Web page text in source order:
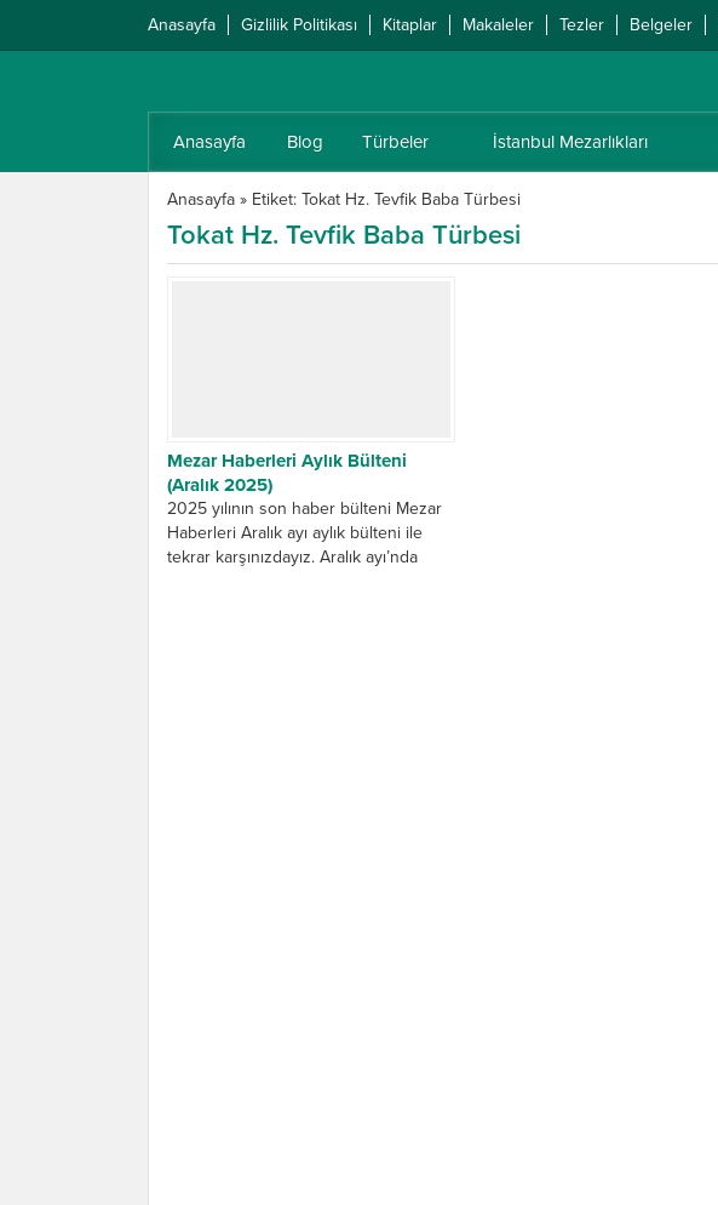
Anasayfa Gizlilik Politikası Kitaplar Makaleler Tezler Belgeler
Anasayfa Blog Türbeler İstanbul Mezarlıkları
Anasayfa » Etiket: Tokat Hz. Tevfik Baba Türbesi
Tokat Hz. Tevfik Baba Türbesi
Mezar Haberleri Aylık Bülteni
(Aralık 2025)
2025 yılının son haber bülteni Mezar
Haberleri Aralık ayı aylık bülteni ile
tekrar karşınızdayız. Aralık ayı’nda